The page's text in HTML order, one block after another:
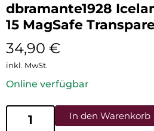
dbramante1928
15 MagSafe
34,90 €
inkl. MwSt.
Online verfügbar
In den Warenkorb